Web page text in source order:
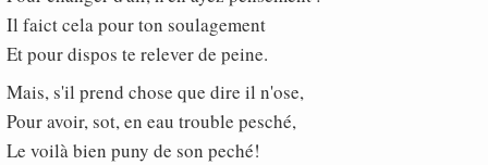
Il faict cela pour ton soulagement
Et pour dispos te relever de peine.
Mais, s'il prend chose que dire il n'ose,
Pour avoir, sot, en eau trouble pesché,
Le voilà bien puny de son peché!